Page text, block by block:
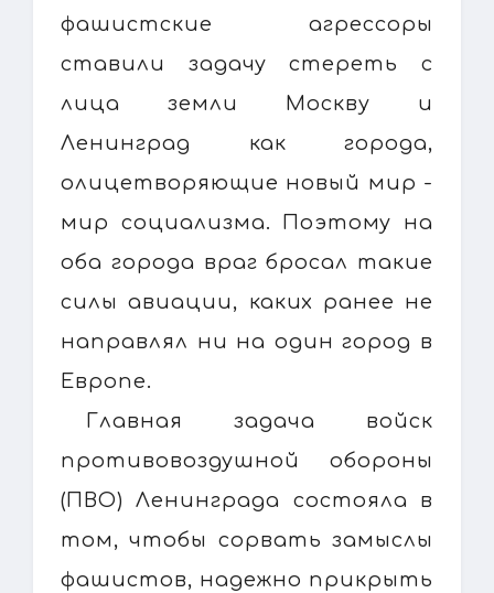
фашистские агрессоры
ставили задачу стереть с
лица земли Москву и
Ленинград как города,
олицетворяющие новый мир -
мир социализма. Поэтому на
оба города враг бросал такие
силы авиации, каких ранее не
направлял ни на один город в
Европе.
Главная задача войск
противовоздушной обороны
(ПВО) Ленинграда состояла в
том, чтобы сорвать замыслы
фашистов, надежно прикрыть